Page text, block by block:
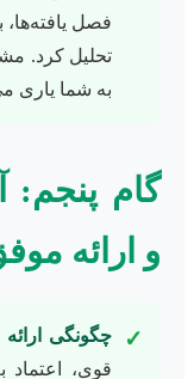
فصل یافته‌ها،
تحلیل کرد.
به شما یاری
گام پنجم:
و ارائه
✓ چگونگی ارائه
قوی، اعتماد